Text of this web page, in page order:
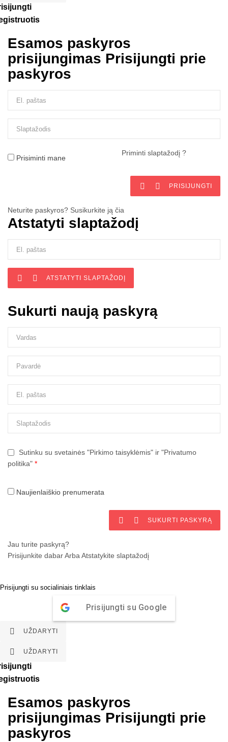
Esamos paskyros
prisijungimas Prisijungti prie
paskyros
Prisiminti mane
Priminti slaptažodį ?
  PRISIJUNGTI
Neturite paskyros? Susikurkite ją čia
Atstatyti slaptažodį
  ATSTATYTI SLAPTAŽODĮ
Sukurti naują paskyrą
Sutinku su svetainės "Pirkimo taisyklėmis" ir "Privatumo
politika" *
Naujienlaiškio prenumerata
  SUKURTI PASKYRĄ
Jau turite paskyrą?
Prisijunkite dabarArbaAtstatykite slaptažodį
Prisijungti su socialiniais tinklais
Prisijungti su Google
 UŽDARYTI
 UŽDARYTI
Esamos paskyros
prisijungimas Prisijungti prie
paskyros